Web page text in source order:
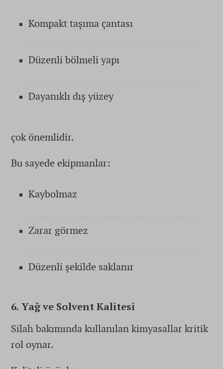
Kompakt taşıma çantası
Düzenli bölmeli yapı
Dayanıklı dış yüzey
çok önemlidir.
Bu sayede ekipmanlar:
Kaybolmaz
Zarar görmez
Düzenli şekilde saklanır
6. Yağ ve Solvent Kalitesi
Silah bakımında kullanılan kimyasallar kritik
rol oynar.